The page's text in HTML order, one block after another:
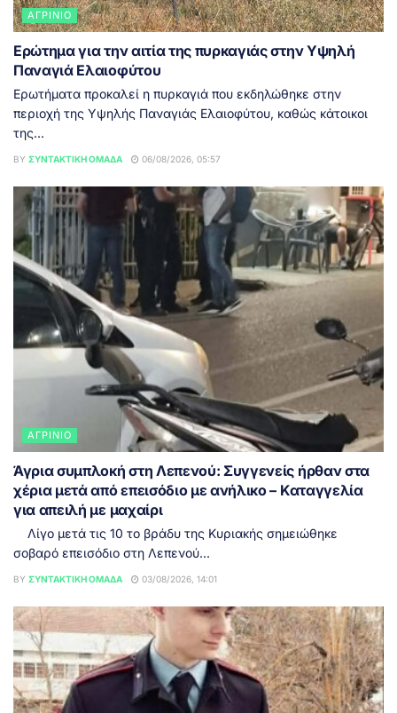
ΑΓΡΊΝΙΟ
Ερώτημα για την αιτία της πυρκαγιάς στην Υψηλή
Παναγιά Ελαιοφύτου
Ερωτήματα προκαλεί η πυρκαγιά που εκδηλώθηκε στην
περιοχή της Υψηλής Παναγιάς Ελαιοφύτου, καθώς κάτοικοι
της...
BY ΣΥΝΤΑΚΤΙΚΉ ΟΜΆΔΑ 06/08/2026, 05:57
ΑΓΡΊΝΙΟ
Άγρια συμπλοκή στη Λεπενού: Συγγενείς ήρθαν στα
χέρια μετά από επεισόδιο με ανήλικο – Καταγγελία
για απειλή με μαχαίρι
Λίγο μετά τις 10 το βράδυ της Κυριακής σημειώθηκε
σοβαρό επεισόδιο στη Λεπενού...
BY ΣΥΝΤΑΚΤΙΚΉ ΟΜΆΔΑ 03/08/2026, 14:01